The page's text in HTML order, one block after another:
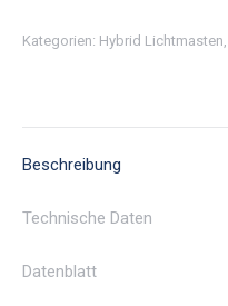
Hybrid
Menge
Kategorien: Hybrid Lichtmasten,
Beschreibung
Technische Daten
Datenblatt